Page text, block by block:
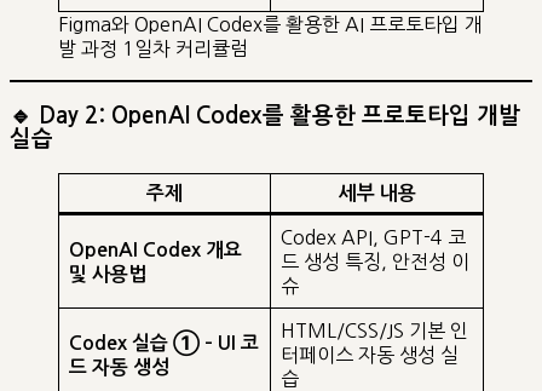
Figma와 OpenAI Codex를 활용한 AI 프로토타입 개
발 과정 1일차 커리큘럼
🔹 Day 2: OpenAI Codex를 활용한 프로토타입 개발
실습
주제 세부 내용
OpenAI Codex 개요
및 사용법
Codex API, GPT-4 코
드 생성 특징, 안전성 이
슈
Codex 실습 ① – UI 코
드 자동 생성
HTML/CSS/JS 기본 인
터페이스 자동 생성 실
습